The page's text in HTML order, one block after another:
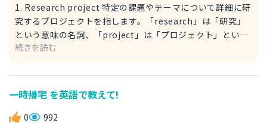
い」という意味の形容詞。 I think he won the
competition because his music has beautiful layering
of sounds. 彼が大会で勝てたのは、彼の音楽は音の重なり
がきれいだからだと思う。 competition:「大会」という意
1. Research project 特定の課題やテーマについて詳細に研
究するプロジェクトを指します。「research」は「研究」
という意味の名詞、「project」は「プロジェクト」という
意味の名詞です。 For my summer research project, I
の観測をするつもりです。 observe: 「観測する」という意
味の動詞。 celestial bodies: 「天の、天体の」という意味
の名詞句。 2. Project study 特定のテーマや課題について
研究することを指します。「project」は「プロジェクト」
続きを読む
一時帰宅 を英語で教えて!
0 992